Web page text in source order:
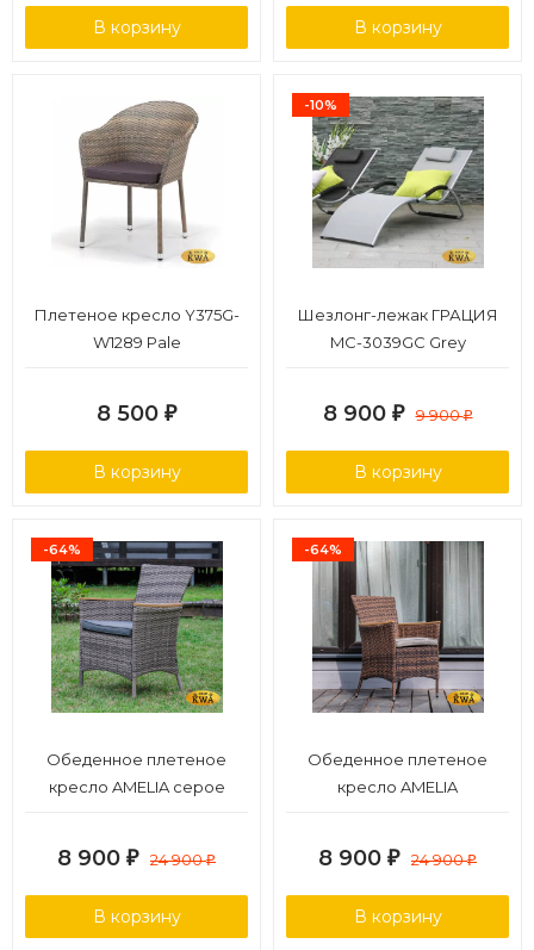
В корзину В корзину
Плетеное кресло Y375G-
W1289 Pale
8 500 ₽
В корзину
-10%
Шезлонг-лежак ГРАЦИЯ
MC-3039GC Grey
8 900 ₽ 9 900₽
В корзину
-64%
Обеденное плетеное
кресло AMELIA серое
8 900 ₽ 24 900₽
В корзину
-64%
Обеденное плетеное
кресло AMELIA
8 900 ₽ 24 900₽
В корзину